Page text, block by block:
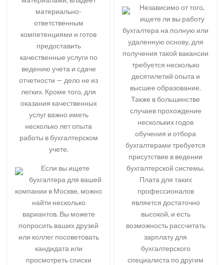
материально-
ответственным
компетенциями и готов
предоставить
качественные услуги по
ведению учета и сдаче
отчетности — дело не из
легких. Кроме того, для
оказания качественных
услуг важно иметь
несколько лет опыта
работы в бухгалтерском
учете.
Если вы ищете
бухгалтера для вашей
компании в Москве, можно
найти несколько
вариантов. Вы можете
попросить ваших друзей
или коллег посоветовать
кандидата или
просмотреть списки
Независимо от того,
ищете ли вы работу
бухгалтера на полную или
удаленную основу, для
получения такой вакансии
требуется несколько
десятилетий опыта и
высшее образование.
Также в большинстве
случаев прохождение
нескольких годов
обучения и отбора
бухгалтерами требуется
присутствие в ведении
бухгалтерской системы.
Плата для таких
профессионалов
является достаточно
высокой, и есть
возможность рассчитать
зарплату для
бухгалтерского
специалиста по другим